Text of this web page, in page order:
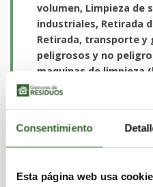
Consentimiento
Esta página web usa
volumen, Limpieza de
industriales, Retirada
Retirada, transporte y
peligrosos y no
maquinas de limpieza
lavapiezas)
Lodos, Madera,
Plasticos, Quimicos,